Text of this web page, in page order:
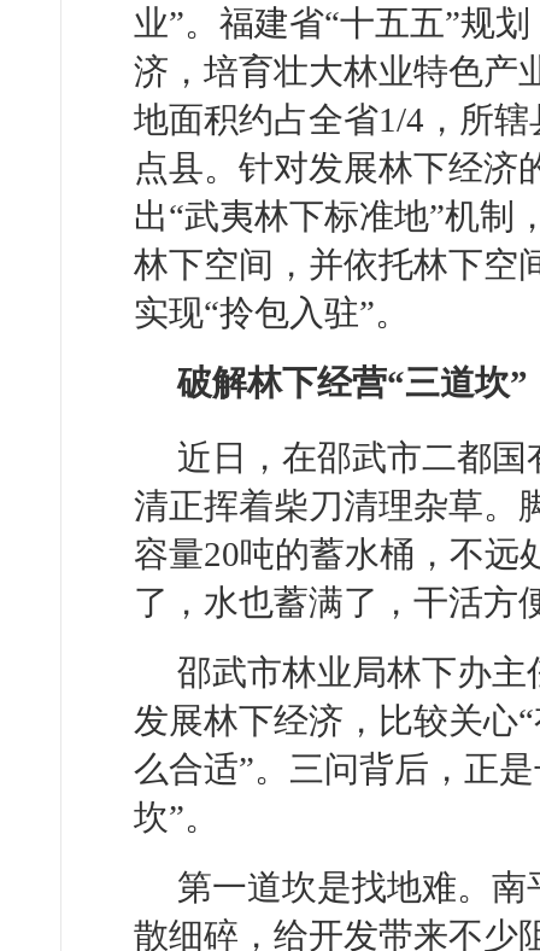
业”。福建省“十五五”规
济，培育壮大林业特色产
地面积约占全省1/4，所
点县。针对发展林下经济
出“武夷林下标准地”机制
林下空间，并依托林下空
实现“拎包入驻”。
破解林下经营“三道坎”
近日，在邵武市二都
清正挥着柴刀清理杂草。
容量20吨的蓄水桶，不远
了，水也蓄满了，干活方
邵武市林业局林下办
发展林下经济，比较关心
么合适”。三问背后，正
坎”。
第一道坎是找地难。
散细碎，给开发带来不少